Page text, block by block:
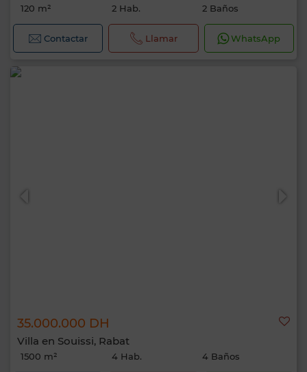
120 m² 2 Hab. 2 Baños
Contactar Llamar WhatsApp
35.000.000 DH
Villa en Souissi, Rabat
1500 m² 4 Hab. 4 Baños